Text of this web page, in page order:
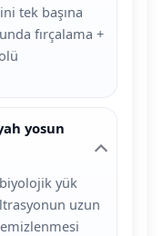
tek başına
fırçalama +
yosun
yük
uzun